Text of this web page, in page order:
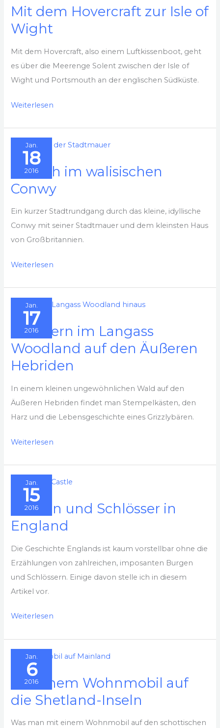
Mit dem Hovercraft zur Isle of
Wight
Mit dem Hovercraft, also einem Luftkissenboot, geht
es über die Meerenge Solent zwischen der Isle of
Wight und Portsmouth an der englischen Südküste.
Mit
Wight
Weiterlesen
Jan.
18
2016
Besuch im walisischen
Conwy
Ein kurzer Stadtrundgang durch das kleine, idyllische
Conwy mit seiner Stadtmauer und dem kleinsten Haus
von Großbritannien.
Besuch
Conwy
Weiterlesen
Jan.
17
2016
Wandern im Langass
Woodland auf den Äußeren
Hebriden
In einem kleinen ungewöhnlichen Wald auf den
Äußeren Hebriden findet man Stempelkästen, den
Harz und die Lebensgeschichte eines Grizzlybären.
Wandern
Woodland
den
Äußeren
Weiterlesen
Jan.
15
2016
Burgen und Schlösser in
England
Die Geschichte Englands ist kaum vorstellbar ohne die
Erzählungen von zahlreichen, imposanten Burgen
und Schlössern. Einige davon stelle ich in diesem
Artikel vor.
Burgen
England
Weiterlesen
Jan.
6
2016
Mit einem Wohnmobil auf
die Shetland-Inseln
Was man mit einem Wohnmobil auf den schottischen